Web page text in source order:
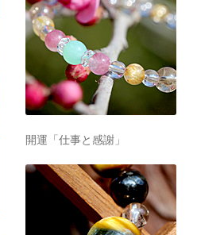
開運「仕事と感謝」